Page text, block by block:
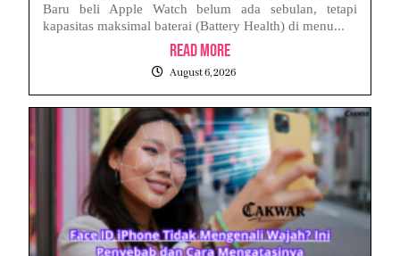
Baru beli Apple Watch belum ada sebulan, tetapi
kapasitas maksimal baterai (Battery Health) di menu...
Read More
August 6, 2026